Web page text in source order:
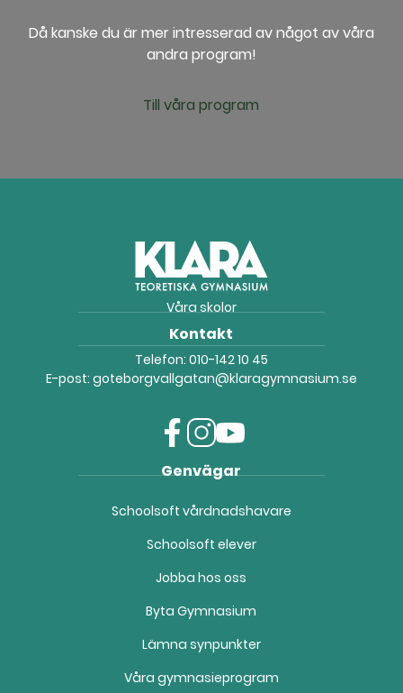
Då kanske du är mer intresserad av något av våra
andra program!
Till våra program
Våra skolor
Kontakt
Telefon: 010-142 10 45
E-post: goteborgvallgatan@klaragymnasium.se
a
e
o
o
k
(
p
n
n
t
g
a
m
ö
p
o
t
b
(
ö
p
a
Genvägar
Schoolsoft vårdnadshavare
Schoolsoft elever
Jobba hos oss
Byta Gymnasium
Lämna synpunkter
Våra gymnasieprogram